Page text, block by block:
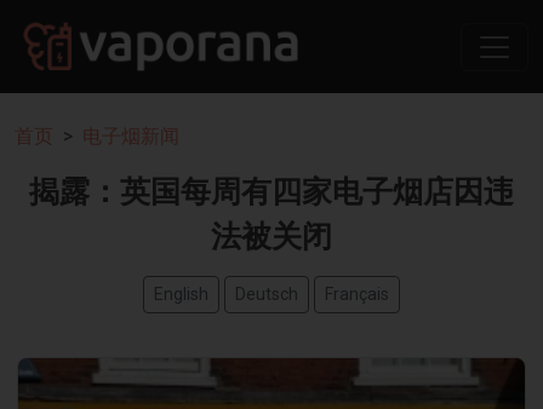
首页 电子烟新闻
揭露：英国每周有四家电子烟店因违
法被关闭
English Deutsch Français